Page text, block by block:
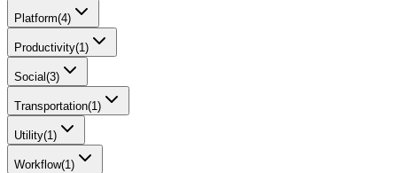
Platform(4)
Productivity(1)
Social(3)
Transportation(1)
Utility(1)
Workflow(1)